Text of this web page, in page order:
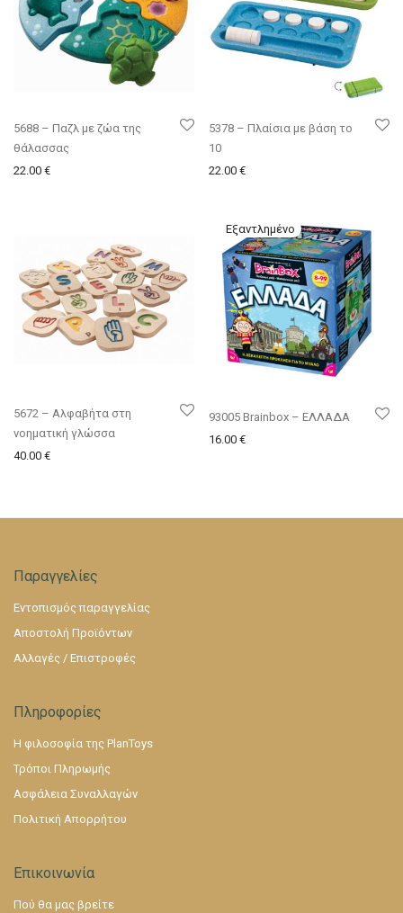
5688 – Παζλ με ζώα της
θάλασσας
22.00 €
5378 – Πλαίσια με βάση το
10
22.00 €
5672 – Αλφαβήτα στη
νοηματική γλώσσα
40.00 €
93005 Brainbox – ΕΛΛΑΔΑ
16.00 €
Παραγγελίες
Εντοπισμός παραγγελίας
Αποστολή Προϊόντων
Αλλαγές / Επιστροφές
Πληροφορίες
Η φιλοσοφία της PlanToys
Τρόποι Πληρωμής
Ασφάλεια Συναλλαγών
Πολιτική Απορρήτου
Επικοινωνία
Πού θα μας βρείτε